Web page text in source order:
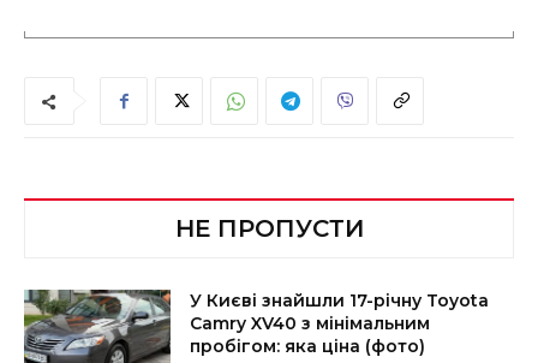
НЕ ПРОПУСТИ
У Києві знайшли 17-річну Toyota
Camry XV40 з мінімальним
пробігом: яка ціна (фото)